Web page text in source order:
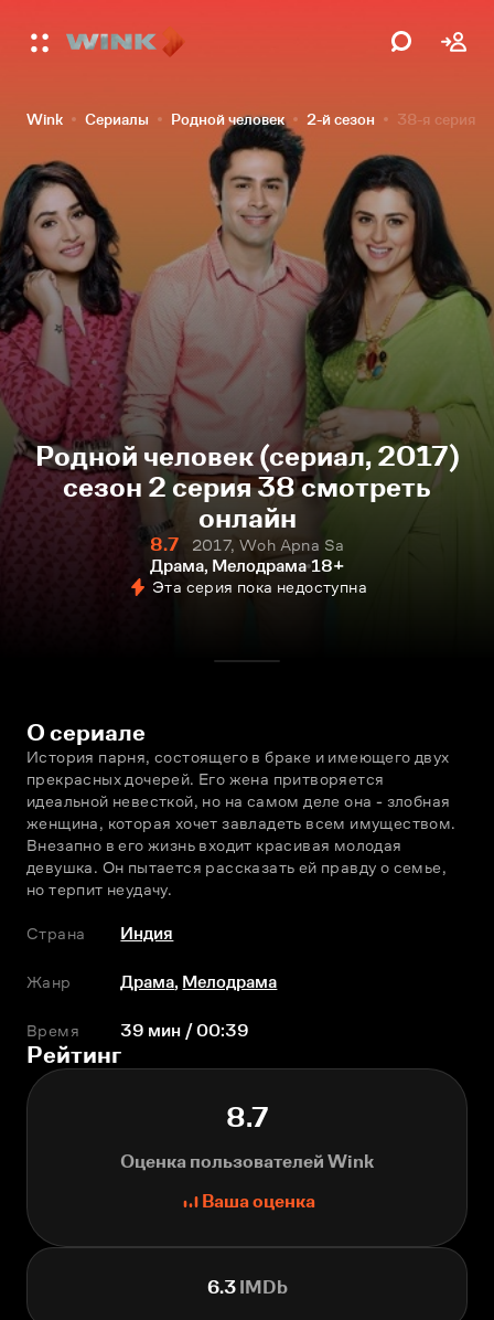
Wink Сериалы Родной человек 2-й сезон 38-я серия
Родной человек (сериал, 2017)
сезон 2 серия 38 смотреть
онлайн
8.7
2017, Woh Apna Sa
Драма, Мелодрама 18+
Эта серия пока недоступна
О сериале
История парня, состоящего в браке и имеющего двух
прекрасных дочерей. Его жена притворяется
идеальной невесткой, но на самом деле она - злобная
женщина, которая хочет завладеть всем имуществом.
Внезапно в его жизнь входит красивая молодая
девушка. Он пытается рассказать ей правду о семье,
но терпит неудачу.
Страна Индия
Жанр Драма, Мелодрама
Время 39 мин / 00:39
Рейтинг
8.7
Оценка пользователей Wink
Ваша оценка
6.3IMDb